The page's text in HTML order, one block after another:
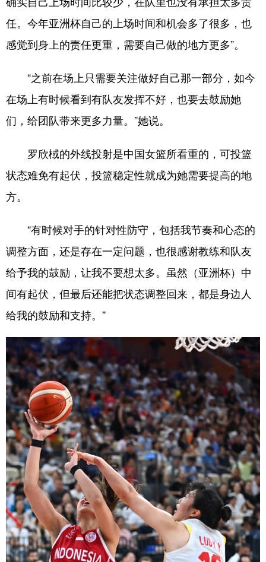
任。今年亚洲杯自己的上场时间和机会多了很多，也
感觉到身上的责任更重，需要自己做的地方更多”。
“之前在场上只需要关注做好自己那一部分，如今
在场上有时候看到有队友发挥不好，也要去鼓励她
们，给团队带来更多力量。”她说。
罗欣棫的外线投射是中国女篮所看重的，可投篮
状态难免有起伏，投篮稳定性就成为她需要提高的地
方。
“有时候对手的针对性防守，包括我节奏和心态的
调整方面，还是存在一定问题，也很感谢教练和队友
给予我的鼓励，让我不要想太多。虽然（亚洲杯）中
间有起伏，但最后还能把状态调整回来，都是身边人
给我的鼓励和支持。”